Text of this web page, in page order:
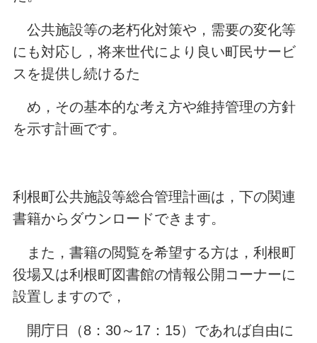
公共施設等の老朽化対策や，需要の変化等
にも対応し，将来世代により良い町民サービ
スを提供し続けるた
め，その基本的な考え方や維持管理の方針
を示す計画です。
利根町公共施設等総合管理計画は，下の関連
書籍からダウンロードできます。
また，書籍の閲覧を希望する方は，利根町
役場又は利根町図書館の情報公開コーナーに
設置しますので，
開庁日（8：30～17：15）であれば自由に